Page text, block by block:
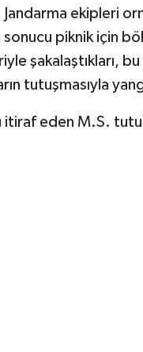
ekipleri
sonucu piknik için
şakalaştıkları,
tutuşmasıyla
itiraf eden M.S.